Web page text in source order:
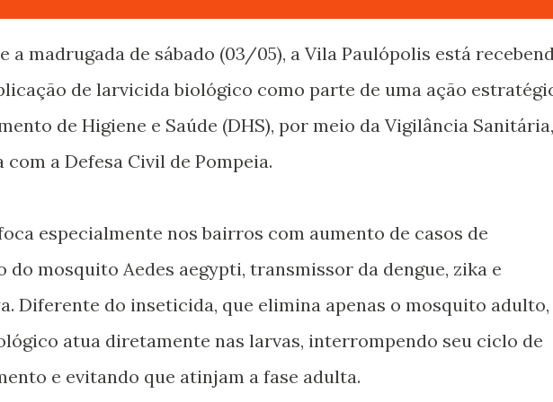
a madrugada de sábado (03/05), a Vila Paulópolis está
de larvicida biológico como parte de uma ação
de Higiene e Saúde (DHS), por meio da Vigilância Sanitária,
com a Defesa Civil de Pompeia.
especialmente nos bairros com aumento de casos de
do mosquito Aedes aegypti, transmissor da dengue, zika e
Diferente do inseticida, que elimina apenas o mosquito adulto,
atua diretamente nas larvas, interrompendo seu ciclo de
e evitando que atinjam a fase adulta.